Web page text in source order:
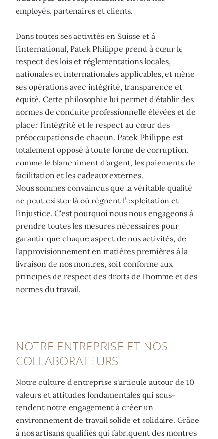
employés, partenaires et clients.
Dans toutes ses activités en Suisse et à
l'international, Patek Philippe prend à cœur le
respect des lois et réglementations locales,
nationales et internationales applicables, et mène
ses opérations avec intégrité, transparence et
équité. Cette philosophie lui permet d'établir des
normes de conduite professionnelle élevées et de
placer l'intégrité et le respect au cœur des
préoccupations de chacun. Patek Philippe est
totalement opposé à toute forme de corruption,
comme le blanchiment d'argent, les paiements de
facilitation et les cadeaux externes.
Nous sommes convaincus que la véritable qualité
ne peut exister là où règnent l’exploitation et
l’injustice. C'est pourquoi nous nous engageons à
prendre toutes les mesures nécessaires pour
garantir que chaque aspect de nos activités, de
l'approvisionnement en matières premières à la
livraison de nos montres, soit conforme aux
principes de respect des droits de l'homme et des
normes du travail.
NOTRE ENTREPRISE ET NOS
COLLABORATEURS
Notre culture d'entreprise s'articule autour de 10
valeurs et attitudes fondamentales qui sous-
tendent notre engagement à créer un
environnement de travail solide et solidaire. Grâce
à nos artisans qualifiés qui fabriquent des montres